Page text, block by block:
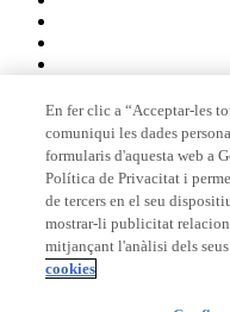
Membre de
Acreditacions
En fer clic a “Acceptar-les
comuniqui les dades
formularis d'aquesta web a
Política de Privacitat i
de tercers en el seu
mostrar-li publicitat
mitjançant l'anàlisi dels
cookies